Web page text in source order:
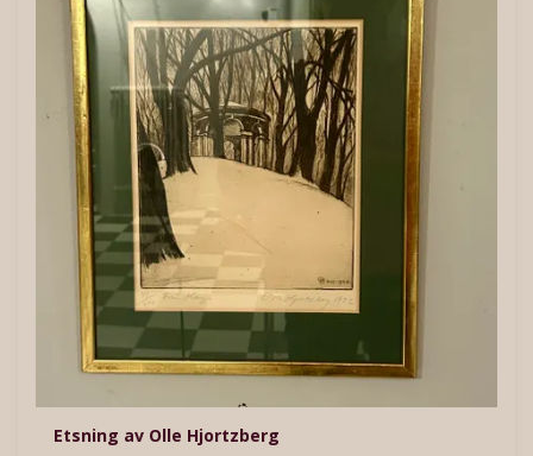
Etsning av Olle Hjortzberg